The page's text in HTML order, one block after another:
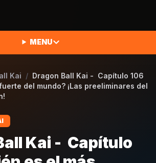
MENU
Kai / Dragon Ball Kai - Capítulo 106
del mundo? ¡Las preeliminares del
Kai - Capítulo